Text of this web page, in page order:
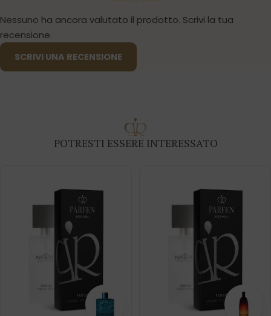
Nessuno ha ancora valutato il prodotto. Scrivi la tua
recensione.
SCRIVI UNA RECENSIONE
POTRESTI ESSERE INTERESSATO